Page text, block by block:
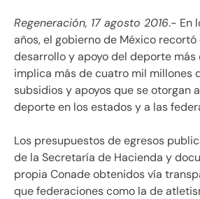
Regeneración, 17 agosto 2016.- En
años, el gobierno de México
desarrollo y apoyo del deporte más
implica más de cuatro mil millones
subsidios y apoyos que se otorgan
deporte en los estados y a las
Los presupuestos de egresos
de la Secretaría de Hacienda y
propia Conade obtenidos vía
que federaciones como la de